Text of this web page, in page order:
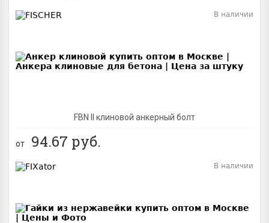
FBN II клиновой анкерный болт
В наличии
от 94.67 руб.
В наличии